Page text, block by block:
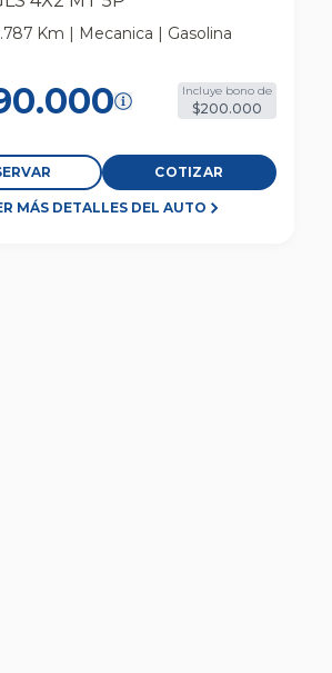
Km | Mecanica | Gasolina
Incluye bono de
$200.000
COTIZAR
MÁS DETALLES DEL AUTO